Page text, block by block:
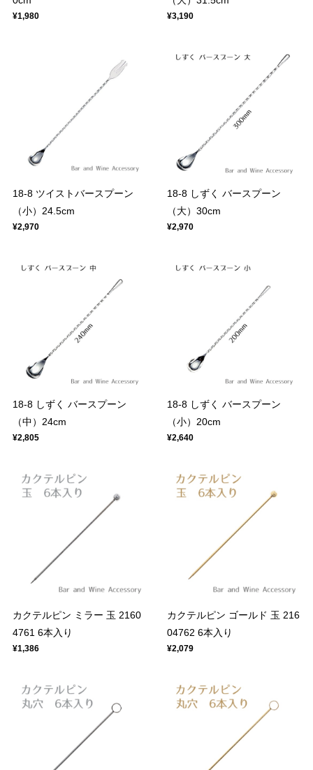
¥1,980 ¥3,190
18-8 ツイストバースプーン
（小）24.5cm
¥2,970
18-8 しずく バースプーン
（大）30cm
¥2,970
18-8 しずく バースプーン
（中）24cm
¥2,805
18-8 しずく バースプーン
（小）20cm
¥2,640
カクテルピン ミラー 玉 2160
4761 6本入り
¥1,386
カクテルピン ゴールド 玉 216
04762 6本入り
¥2,079